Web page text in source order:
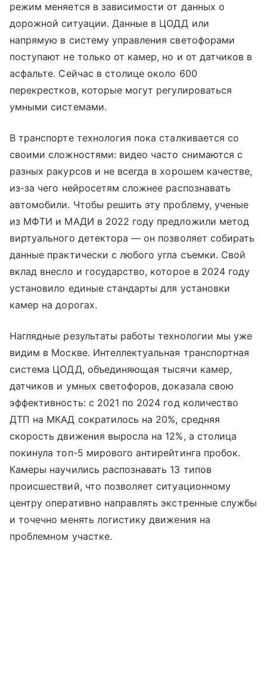
режим меняется в зависимости от данных о
дорожной ситуации. Данные в ЦОДД или
напрямую в систему управления светофорами
поступают не только от камер, но и от датчиков в
асфальте. Сейчас в столице около 600
перекрестков, которые могут регулироваться
умными системами.
В транспорте технология пока сталкивается со
своими сложностями: видео часто снимаются с
разных ракурсов и не всегда в хорошем качестве,
из-за чего нейросетям сложнее распознавать
автомобили. Чтобы решить эту проблему, ученые
из МФТИ и МАДИ в 2022 году предложили метод
виртуального детектора — он позволяет собирать
данные практически с любого угла съемки. Свой
вклад внесло и государство, которое в 2024 году
установило единые стандарты для установки
камер на дорогах.
Наглядные результаты работы технологии мы уже
видим в Москве. Интеллектуальная транспортная
система ЦОДД, объединяющая тысячи камер,
датчиков и умных светофоров, доказала свою
эффективность: с 2021 по 2024 год количество
ДТП на МКАД сократилось на 20%, средняя
скорость движения выросла на 12%, а столица
покинула топ-5 мирового антирейтинга пробок.
Камеры научились распознавать 13 типов
происшествий, что позволяет ситуационному
центру оперативно направлять экстренные службы
и точечно менять логистику движения на
проблемном участке.